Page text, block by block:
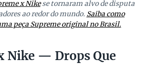
x Nikese tornaram alvo de disputa
ao redor do mundo. Saiba como
peça Supreme original no Brasil.
Nike — Drops Que